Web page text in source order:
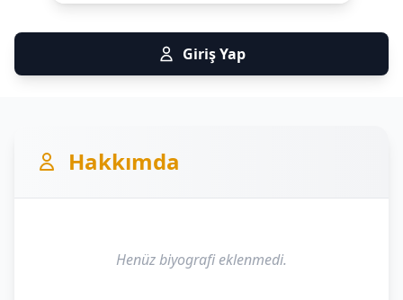
Giriş Yap
Hakkımda
Henüz biyografi eklenmedi.